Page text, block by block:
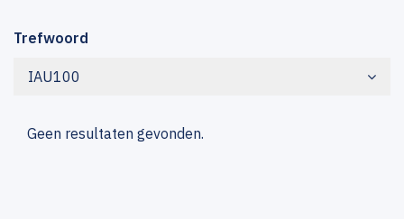
Trefwoord
IAU100
Geen resultaten gevonden.